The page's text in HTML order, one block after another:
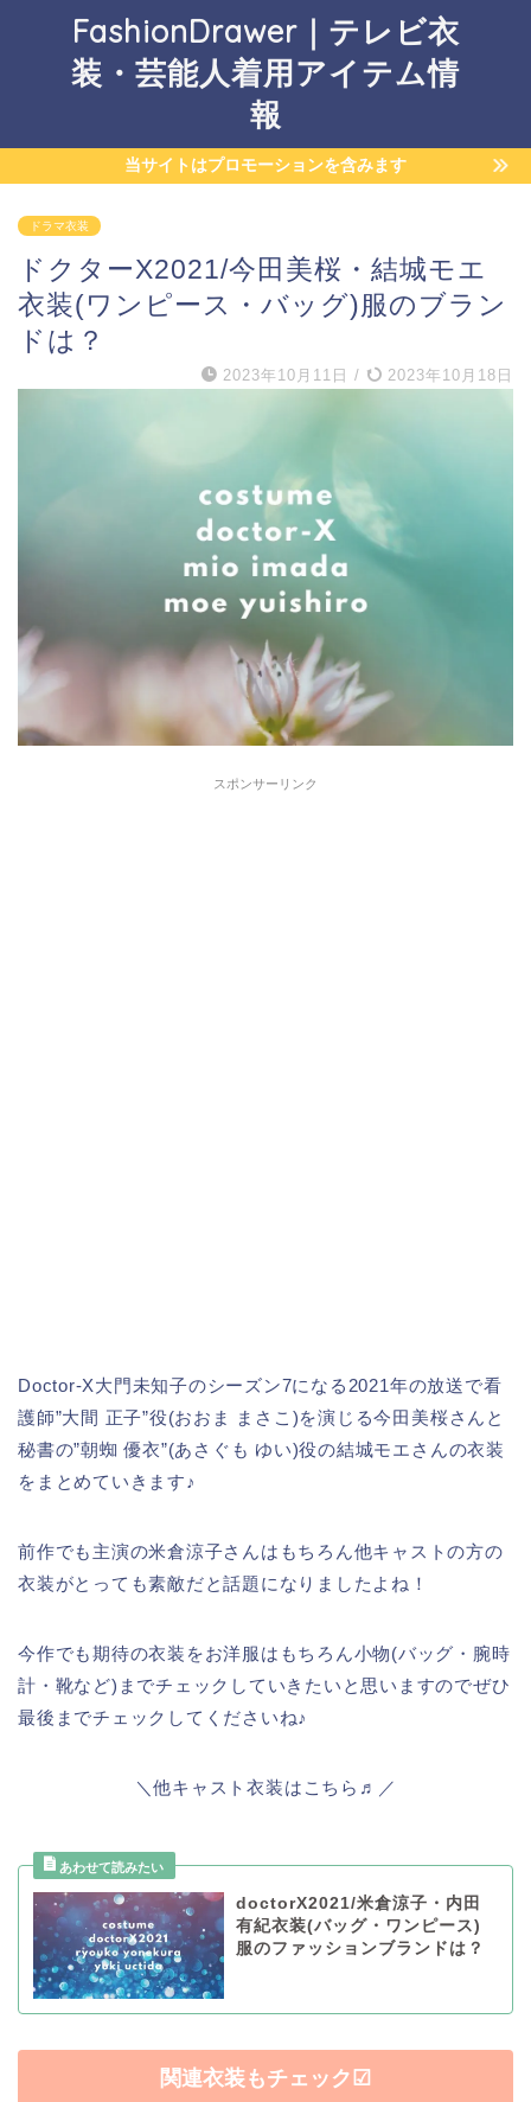
FashionDrawer｜テレビ衣
装・芸能人着用アイテム情
報
当サイトはプロモーションを含みます
ドラマ衣装
ドクターX2021/今田美桜・結城モエ
衣装(ワンピース・バッグ)服のブラン
ドは？
2023年10月11日 / 2023年10月18日
スポンサーリンク
Doctor-X大門未知子のシーズン7になる2021年の放送で看
護師”大間 正子”役(おおま まさこ)を演じる今田美桜さんと
秘書の”朝蜘 優衣”(あさぐも ゆい)役の結城モエさんの衣装
をまとめていきます♪
前作でも主演の米倉涼子さんはもちろん他キャストの方の
衣装がとっても素敵だと話題になりましたよね！
今作でも期待の衣装をお洋服はもちろん小物(バッグ・腕時
計・靴など)までチェックしていきたいと思いますのでぜひ
最後までチェックしてくださいね♪
＼他キャスト衣装はこちら♬／
doctorX2021/米倉涼子・内田
有紀衣装(バッグ・ワンピース)
服のファッションブランドは？
関連衣装もチェック☑